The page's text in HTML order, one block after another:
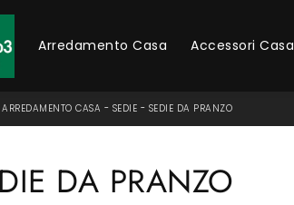
Arredamento Casa Accessori Casa
ARREDAMENTO CASA - SEDIE - SEDIE DA PRANZO
DA PRANZO